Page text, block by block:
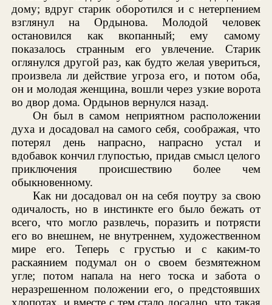
дому; вдруг старик оборотился и с нетерпением
взглянул на Ордынова. Молодой человек
остановился как вкопанный; ему самому
показалось странным его увлечение. Старик
оглянулся другой раз, как будто желая увериться,
произвела ли действие угроза его, и потом оба,
он и молодая женщина, вошли через узкие ворота
во двор дома. Ордынов вернулся назад.
Он был в самом неприятном расположении
духа и досадовал на самого себя, соображая, что
потерял день напрасно, напрасно устал и
вдобавок кончил глупостью, придав смысл целого
приключения происшествию более чем
обыкновенному.
Как ни досадовал он на себя поутру за свою
одичалость, но в инстинкте его было бежать от
всего, что могло развлечь, поразить и потрясти
его во внешнем, не внутреннем, художественном
мире его. Теперь с грустью и с каким-то
раскаянием подумал он о своем безмятежном
угле; потом напала на него тоска и забота о
неразрешенном положении его, о предстоявших
хлопотах, и вместе с тем стало досадно, что такая